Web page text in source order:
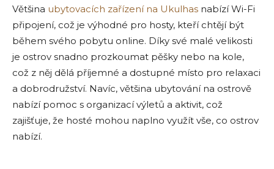
Většina ubytovacích zařízení na Ukulhas nabízí Wi-Fi
připojení, což je výhodné pro hosty, kteří chtějí být
během svého pobytu online. Díky své malé velikosti
je ostrov snadno prozkoumat pěšky nebo na kole,
což z něj dělá příjemné a dostupné místo pro relaxaci
a dobrodružství. Navíc, většina ubytování na ostrově
nabízí pomoc s organizací výletů a aktivit, což
zajišťuje, že hosté mohou naplno využít vše, co ostrov
nabízí.